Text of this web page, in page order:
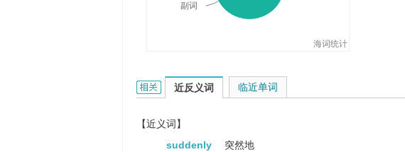
海词统计
副词
unexpectedly的相关资料：
近反义词
【近义词】
suddenly
突然地
临近单词